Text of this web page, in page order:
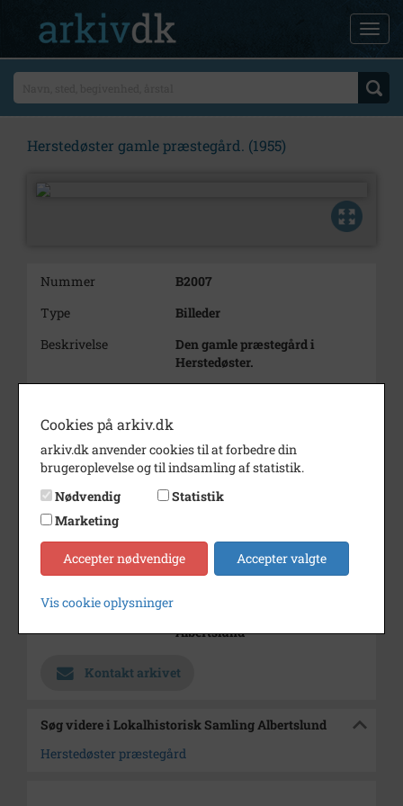
Herstedøster gamle præstegård. (1955)
Nummer
B2007
Type
Billeder
Beskrivelse
Den gamle præstegård i
Herstedøster.
Årstal
Dateringsnote
1955
Fotograf
Ukendt
Se på kort
Type
Sogn (1000-2050)
Arkiv
Albertslund
Kontakt arkivet
Søg videre i Lokalhistorisk Samling Albertslund
Herstedøster præstegård
Cookies på arkiv.dk
arkiv.dk anvender cookies til at forbedre din
brugeroplevelse og til indsamling af statistik.
Nødvendig
Statistik
Marketing
Accepter nødvendige Accepter valgte
Vis cookie oplysninger